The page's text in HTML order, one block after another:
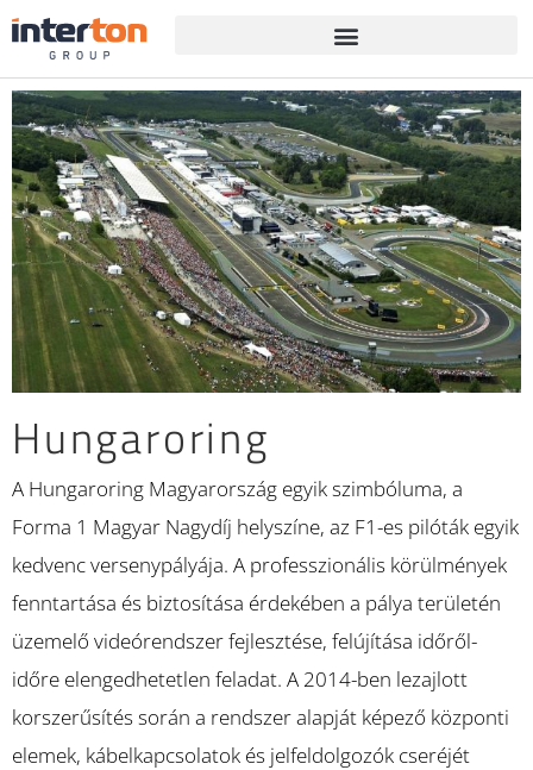
Hungaroring
A Hungaroring Magyarország egyik szimbóluma, a
Forma 1 Magyar Nagydíj helyszíne, az F1-es pilóták egyik
kedvenc versenypályája. A professzionális körülmények
fenntartása és biztosítása érdekében a pálya területén
üzemelő videórendszer fejlesztése, felújítása időről-
időre elengedhetetlen feladat. A 2014-ben lezajlott
korszerűsítés során a rendszer alapját képező központi
elemek, kábelkapcsolatok és jelfeldolgozók cseréjét